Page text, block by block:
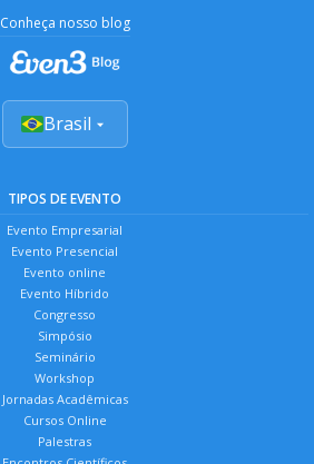
Conheça nosso blog
Brasil
TIPOS DE EVENTO
Evento Empresarial
Evento Presencial
Evento online
Evento Híbrido
Congresso
Simpósio
Seminário
Workshop
Jornadas Acadêmicas
Cursos Online
Palestras